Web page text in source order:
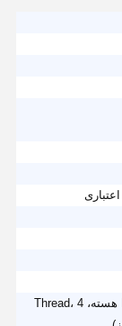
Intel Celeron N2920، Bay Trail، 4 هسته، 4 Thread،